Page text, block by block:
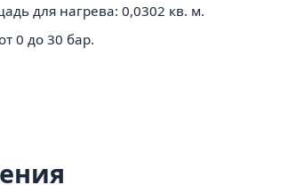
для нагрева: 0,0302 кв. м.
0 до 30 бар.